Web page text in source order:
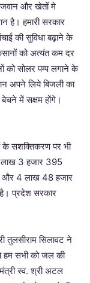
जवान और खेतों मे
है। हमारी सरकार
की सुविधा बढ़ाने के
को अत्यंत कम दर
को सोलर पम्प लगाने के
अपने लिये बिजली का
में सक्षम होंगे।
के सशक्तिकरण पर भी
लाख 3 हजार 395
है और 4 लाख 48 हजार
है। प्रदेश सरकार
तुलसीराम सिलावट ने
हम सभी को जल की
स्व. श्री अटल